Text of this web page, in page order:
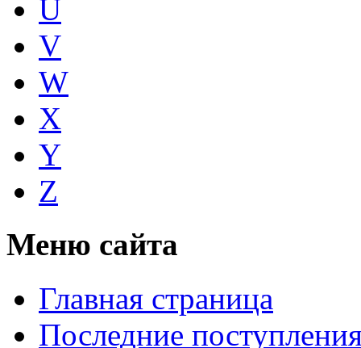
U
V
W
X
Y
Z
Меню сайта
Главная страница
Последние